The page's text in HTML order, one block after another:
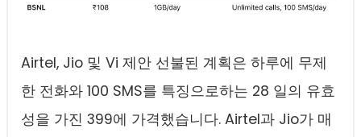
Airtel, Jio 및 Vi 제안 선불된 계획은 하루에 무제
한 전화와 100 SMS를 특징으로하는 28 일의 유효
성을 가진 399에 가격했습니다. Airtel과 Jio가 매